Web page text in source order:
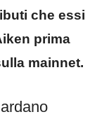
che essi
prima
mainnet.